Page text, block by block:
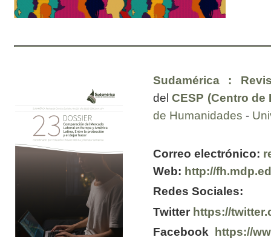
Sudamérica :
delCESP (Centro
de Humanidades -
Correo electrónico:
Web: http://
Redes Sociales:
Twitterhttps://
Facebook
https://